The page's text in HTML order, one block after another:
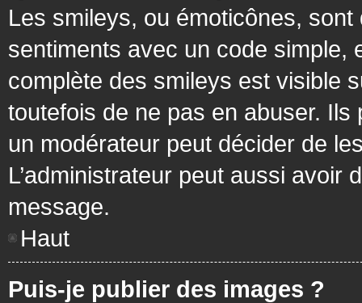
Les smileys, ou émoticônes,
sentiments avec un code simple,
complète des smileys est visible
toutefois de ne pas en abuser.
un modérateur peut décider de
L’administrateur peut aussi avoir
message.
Haut
Puis-je publier des images ?